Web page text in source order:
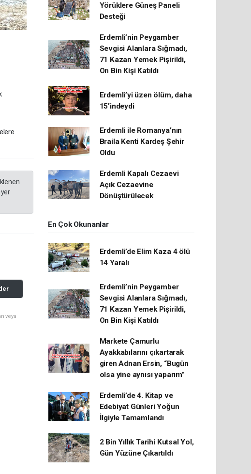
veya
Yörüklere Güneş Paneli
Desteği
Erdemli’nin Peygamber
Sevgisi Alanlara Sığmadı,
71 Kazan Yemek Pişirildi,
On Bin Kişi Katıldı
Erdemli’yi üzen ölüm, daha
15’indeydi
Erdemli ile Romanya’nın
Braila Kenti Kardeş Şehir
Oldu
Erdemli Kapalı Cezaevi
Açık Cezaevine
Dönüştürülecek
En Çok Okunanlar
Erdemli’de Elim Kaza 4 ölü
14 Yaralı
Erdemli’nin Peygamber
Sevgisi Alanlara Sığmadı,
71 Kazan Yemek Pişirildi,
On Bin Kişi Katıldı
Markete Çamurlu
Ayakkabılarını çıkartarak
giren Adnan Ersin, “Bugün
olsa yine aynısı yaparım”
Erdemli’de 4. Kitap ve
Edebiyat Günleri Yoğun
İlgiyle Tamamlandı
2 Bin Yıllık Tarihi Kutsal Yol,
Gün Yüzüne Çıkartıldı